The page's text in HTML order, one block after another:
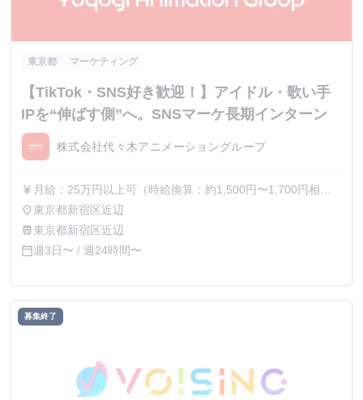
東京都 マーケティング
【TikTok・SNS好き歓迎！】アイドル・歌い手
IPを“伸ばす側”へ。SNSマーケ長期インターン
株式会社代々木アニメーショングループ
currency_yen 月給：25万円以上可（時給換算：約1,500円〜1,700円相
当） ※選考を通じて最終的な金額が調整（上振れ・下振
れ）されることがございます。 ※インターン期間中の貢献
place東京都新宿区近辺
train東京都新宿区近辺
calendar_today週3日〜 / 週24時間〜
募集終了